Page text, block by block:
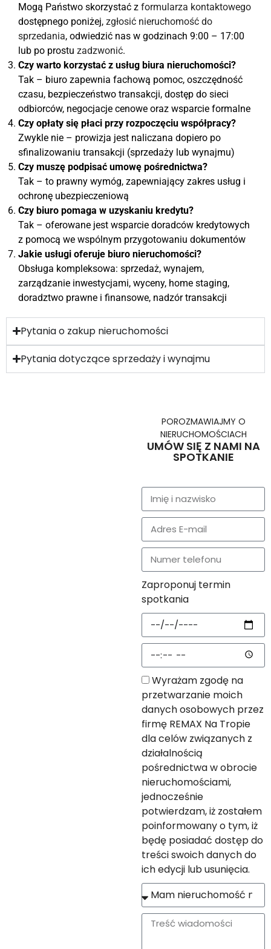
Mogą Państwo skorzystać z formularza kontaktowego
dostępnego poniżej, zgłosić nieruchomość do
sprzedania, odwiedzić nas w godzinach 9:00 – 17:00
lub po prostu zadzwonić.
Czy warto korzystać z usług biura nieruchomości?
Tak – biuro zapewnia fachową pomoc, oszczędność
czasu, bezpieczeństwo transakcji, dostęp do sieci
odbiorców, negocjacje cenowe oraz wsparcie formalne
Czy opłaty się płaci przy rozpoczęciu współpracy?
Zwykle nie – prowizja jest naliczana dopiero po
sfinalizowaniu transakcji (sprzedaży lub wynajmu)
Czy muszę podpisać umowę pośrednictwa?
Tak – to prawny wymóg, zapewniający zakres usług i
ochronę ubezpieczeniową
Czy biuro pomaga w uzyskaniu kredytu?
Tak – oferowane jest wsparcie doradców kredytowych
z pomocą we wspólnym przygotowaniu dokumentów
Jakie usługi oferuje biuro nieruchomości?
Obsługa kompleksowa: sprzedaż, wynajem,
zarządzanie inwestycjami, wyceny, home staging,
doradztwo prawne i finansowe, nadzór transakcji
Pytania o zakup nieruchomości
Pytania dotyczące sprzedaży i wynajmu
POROZMAWIAJMY O
NIERUCHOMOŚCIACH
UMÓW SIĘ Z NAMI NA
SPOTKANIE
Zaproponuj termin
spotkania
Wyrażam zgodę na
przetwarzanie moich
danych osobowych przez
firmę REMAX Na Tropie
dla celów związanych z
działalnością
pośrednictwa w obrocie
nieruchomościami,
jednocześnie
potwierdzam, iż zostałem
poinformowany o tym, iż
będę posiadać dostęp do
treści swoich danych do
ich edycji lub usunięcia.